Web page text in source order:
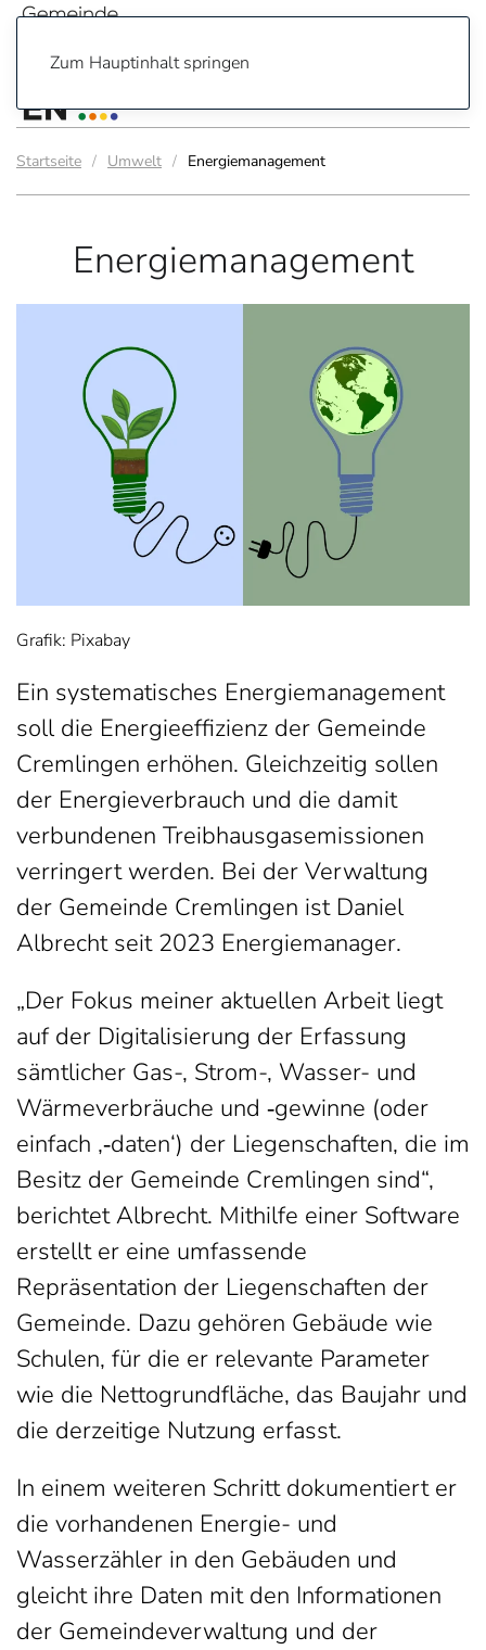
Zum Hauptinhalt springen
Startseite Umwelt Energiemanagement
Energiemanagement
Grafik: Pixabay
Ein systematisches Energiemanagement
soll die Energieeffizienz der Gemeinde
Cremlingen erhöhen. Gleichzeitig sollen
der Energieverbrauch und die damit
verbundenen Treibhausgasemissionen
verringert werden. Bei der Verwaltung
der Gemeinde Cremlingen ist Daniel
Albrecht seit 2023 Energiemanager.
„Der Fokus meiner aktuellen Arbeit liegt
auf der Digitalisierung der Erfassung
sämtlicher Gas-, Strom-, Wasser- und
Wärmeverbräuche und ‑gewinne (oder
einfach ‚‑daten‘) der Liegenschaften, die im
Besitz der Gemeinde Cremlingen sind“,
berichtet Albrecht. Mithilfe einer Software
erstellt er eine umfassende
Repräsentation der Liegenschaften der
Gemeinde. Dazu gehören Gebäude wie
Schulen, für die er relevante Parameter
wie die Nettogrundfläche, das Baujahr und
die derzeitige Nutzung erfasst.
In einem weiteren Schritt dokumentiert er
die vorhandenen Energie- und
Wasserzähler in den Gebäuden und
gleicht ihre Daten mit den Informationen
der Gemeindeverwaltung und der